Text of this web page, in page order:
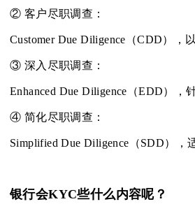
② 客户尽职调查：
Customer Due Diligence（CDD），
③ 深入尽职调查：
Enhanced Due Diligence（EDD）
④ 简化尽职调查：
Simplified Due Diligence（SDD），
银行会KYC些什么内容呢？